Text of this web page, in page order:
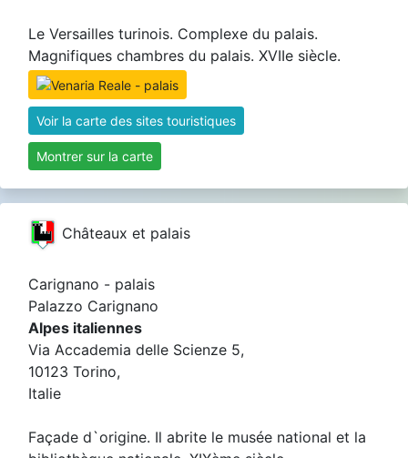
Le Versailles turinois. Complexe du palais.
Magnifiques chambres du palais. XVIIe siècle.
Voir la carte des sites touristiques
Montrer sur la carte
Châteaux et palais
Carignano - palais
Palazzo Carignano
Alpes italiennes
Via Accademia delle Scienze 5,
10123 Torino,
Italie
Façade d`origine. Il abrite le musée national et la